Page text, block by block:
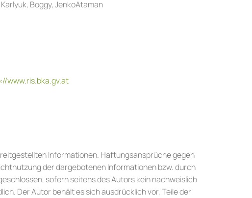
Boggy, JenkoAtaman
www.ris.bka.gv.at
Informationen. Haftungsansprüche gegen
der dargebotenen Informationen bzw. durch
sofern seitens des Autors kein nachweislich
Der Autor behält es sich ausdrücklich vor, Teile der